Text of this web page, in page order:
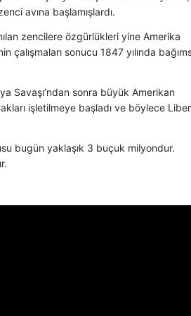
avına başlamışlardı.
zencilere özgürlükleri yine Amerika
sonucu 1847 yılında
Savaşı’ndan sonra büyük Amerikan
işletilmeye başladı ve böylece
bugün yaklaşık 3 buçuk milyondur.